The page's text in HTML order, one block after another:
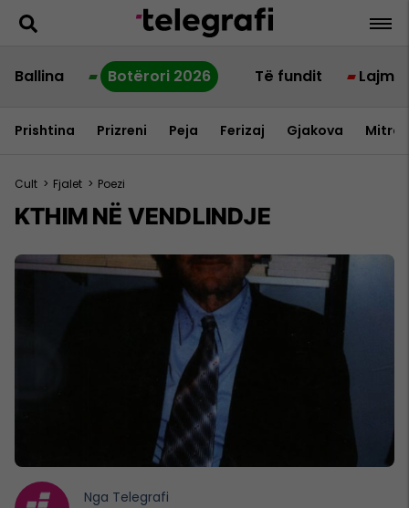
Ballina Botërori 2026 Të fundit Lajme
Prishtina Prizreni Peja Ferizaj Gjakova
Cult > Fjalet > Poezi
KTHIM NË VENDLINDJE
Nga Telegrafi